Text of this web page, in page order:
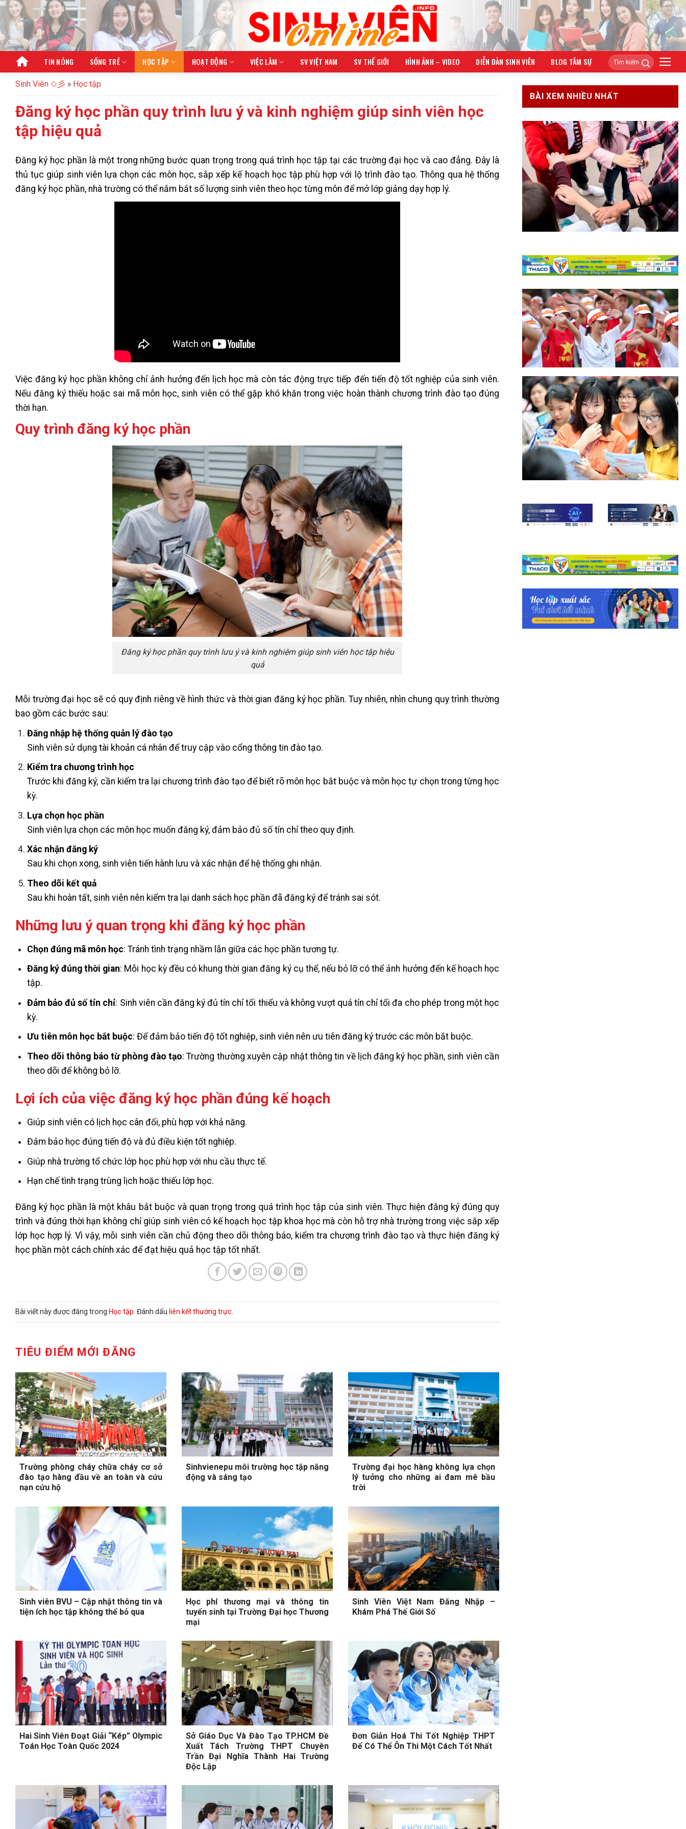
Bỏ
qua
nội
dung
TIN NÓNG SỐNG TRẺ HỌC TẬP HOẠT ĐỘNG VIỆC LÀM SV VIỆT NAM SV THẾ GIỚI HÌNH ẢNH – VIDEO DIỄN ĐÀN SINH VIÊN BLOG TÂM SỰ
Sinh Viên ✩彡 » Học tập
Đăng ký học phần quy trình lưu ý và kinh nghiệm giúp sinh viên học
tập hiệu quả
Đăng ký học phần là một trong những bước quan trọng trong quá trình học tập tại các trường đại học và cao đẳng. Đây là
thủ tục giúp sinh viên lựa chọn các môn học, sắp xếp kế hoạch học tập phù hợp với lộ trình đào tạo. Thông qua hệ thống
đăng ký học phần, nhà trường có thể nắm bắt số lượng sinh viên theo học từng môn để mở lớp giảng dạy hợp lý.
Việc đăng ký học phần không chỉ ảnh hưởng đến lịch học mà còn tác động trực tiếp đến tiến độ tốt nghiệp của sinh viên.
Nếu đăng ký thiếu hoặc sai mã môn học, sinh viên có thể gặp khó khăn trong việc hoàn thành chương trình đào tạo đúng
thời hạn.
Quy trình đăng ký học phần
Đăng ký học phần quy trình lưu ý và kinh nghiệm giúp sinh viên học tập hiệu
quả
Mỗi trường đại học sẽ có quy định riêng về hình thức và thời gian đăng ký học phần. Tuy nhiên, nhìn chung quy trình thường
bao gồm các bước sau:
Đăng nhập hệ thống quản lý đào tạo
Sinh viên sử dụng tài khoản cá nhân để truy cập vào cổng thông tin đào tạo.
Kiểm tra chương trình học
Trước khi đăng ký, cần kiểm tra lại chương trình đào tạo để biết rõ môn học bắt buộc và môn học tự chọn trong từng học
kỳ.
Lựa chọn học phần
Sinh viên lựa chọn các môn học muốn đăng ký, đảm bảo đủ số tín chỉ theo quy định.
Xác nhận đăng ký
Sau khi chọn xong, sinh viên tiến hành lưu và xác nhận để hệ thống ghi nhận.
Theo dõi kết quả
Sau khi hoàn tất, sinh viên nên kiểm tra lại danh sách học phần đã đăng ký để tránh sai sót.
Những lưu ý quan trọng khi đăng ký học phần
Chọn đúng mã môn học: Tránh tình trạng nhầm lẫn giữa các học phần tương tự.
Đăng ký đúng thời gian: Mỗi học kỳ đều có khung thời gian đăng ký cụ thể, nếu bỏ lỡ có thể ảnh hưởng đến kế hoạch học
tập.
Đảm bảo đủ số tín chỉ: Sinh viên cần đăng ký đủ tín chỉ tối thiểu và không vượt quá tín chỉ tối đa cho phép trong một học
kỳ.
Ưu tiên môn học bắt buộc: Để đảm bảo tiến độ tốt nghiệp, sinh viên nên ưu tiên đăng ký trước các môn bắt buộc.
Theo dõi thông báo từ phòng đào tạo: Trường thường xuyên cập nhật thông tin về lịch đăng ký học phần, sinh viên cần
theo dõi để không bỏ lỡ.
Lợi ích của việc đăng ký học phần đúng kế hoạch
Giúp sinh viên có lịch học cân đối, phù hợp với khả năng.
Đảm bảo học đúng tiến độ và đủ điều kiện tốt nghiệp.
Giúp nhà trường tổ chức lớp học phù hợp với nhu cầu thực tế.
Hạn chế tình trạng trùng lịch hoặc thiếu lớp học.
Đăng ký học phần là một khâu bắt buộc và quan trọng trong quá trình học tập của sinh viên. Thực hiện đăng ký đúng quy
trình và đúng thời hạn không chỉ giúp sinh viên có kế hoạch học tập khoa học mà còn hỗ trợ nhà trường trong việc sắp xếp
lớp học hợp lý. Vì vậy, mỗi sinh viên cần chủ động theo dõi thông báo, kiểm tra chương trình đào tạo và thực hiện đăng ký
học phần một cách chính xác để đạt hiệu quả học tập tốt nhất.
Bài viết này được đăng trong Học tập . Đánh dấu liên kết thường trực
TIÊU ĐIỂM MỚI ĐĂNG
Trường phòng cháy chữa cháy cơ sở
đào tạo hàng đầu về an toàn và cứu
nạn cứu hộ
Sinhvienepu môi trường học tập năng
động và sáng tạo
Trường đại học hàng không lựa chọn
lý tưởng cho những ai đam mê bầu
trời
Sinh viên BVU – Cập nhật thông tin và
tiện ích học tập không thể bỏ qua
Học phí thương mại và thông tin
tuyển sinh tại Trường Đại học Thương
mại
Sinh Viên Việt Nam Đăng Nhập –
Khám Phá Thế Giới Số
Hai Sinh Viên Đoạt Giải “Kép” Olympic
Toán Học Toàn Quốc 2024
Sở Giáo Dục Và Đào Tạo TP.HCM Đề
Xuất Tách Trường THPT Chuyên
Trần Đại Nghĩa Thành Hai Trường
Độc Lập
Đơn Giản Hoá Thi Tốt Nghiệp THPT
Để Có Thể Ôn Thi Một Cách Tốt Nhất
BÀI XEM NHIỀU NHẤT